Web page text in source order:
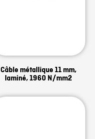
Câble métallique 11 mm,
laminé, 1960 N/mm2